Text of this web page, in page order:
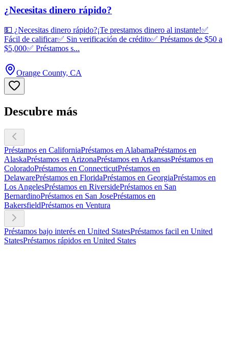
¿Necesitas dinero rápido?
💵 ¿Necesitas dinero rápido?¡Te prestamos dinero al instante!✅
Fácil de calificar✅ Sin verificación de crédito✅ Préstamos de $50 a
$5,000✅ Préstamos s...
Orange County, CA
Descubre más
Préstamos en CaliforniaPréstamos en AlabamaPréstamos en
AlaskaPréstamos en ArizonaPréstamos en ArkansasPréstamos en
ColoradoPréstamos en ConnecticutPréstamos en
DelawarePréstamos en FloridaPréstamos en GeorgiaPréstamos en
Los AngelesPréstamos en RiversidePréstamos en San
BernardinoPréstamos en San JosePréstamos en
BakersfieldPréstamos en Ventura
Préstamos bajo interés en United StatesPréstamos facil en United
StatesPréstamos rápidos en United States